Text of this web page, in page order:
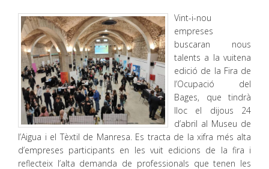
Vint-i-nou
empreses
buscaran nous
talents a la vuitena
edició de la Fira de
l’Ocupació del
Bages, que tindrà
lloc el dijous 24
d’abril al Museu de
l’Aigua i el Tèxtil de Manresa. Es tracta de la xifra més alta
d’empreses participants en les vuit edicions de la fira i
reflecteix l’alta demanda de professionals que tenen les